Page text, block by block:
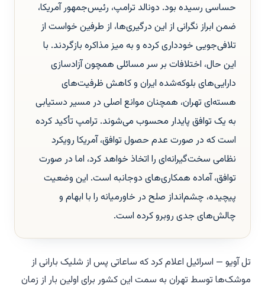
حساسی رسیده بود. دونالد ترامپ، رئیس‌جمهور آمریکا،
ضمن ابراز نگرانی از این درگیری‌ها، از طرفین خواست از
تلافی‌جویی خودداری کرده و به میز مذاکره بازگردند. با
این حال، اختلافات بر سر مسائلی همچون آزادسازی
دارایی‌های بلوکه‌شده ایران و کاهش ظرفیت‌های
هسته‌ای تهران، همچنان موانع اصلی در مسیر دستیابی
به یک توافق پایدار محسوب می‌شوند. ترامپ تأکید کرده
است که در صورت عدم حصول توافق، آمریکا رویکرد
نظامی سخت‌گیرانه‌ای را اتخاذ خواهد کرد، اما در صورت
توافق، آماده همکاری‌های دوجانبه است. این وضعیت
پیچیده، چشم‌انداز صلح در خاورمیانه را با ابهام و
چالش‌های جدی روبرو کرده است.
تل آویو — اسرائیل اعلام کرد که ساعاتی پس از شلیک بارانی از
موشک‌ها توسط تهران به سمت این کشور برای اولین بار از زمان